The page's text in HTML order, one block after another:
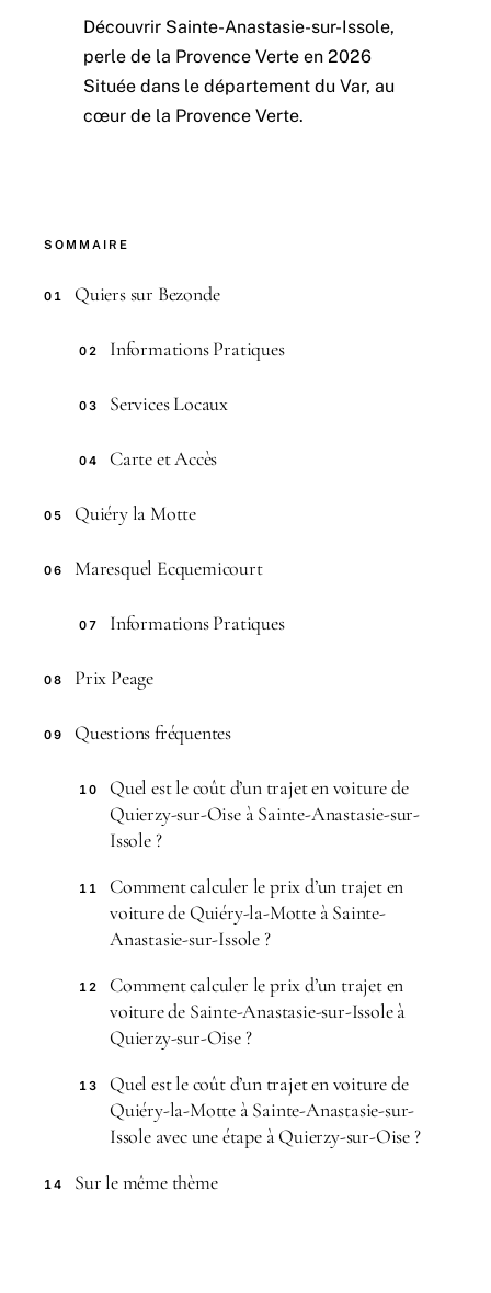
Découvrir Sainte-Anastasie-sur-Issole,
perle de la Provence Verte en 2026
Située dans le département du Var, au
cœur de la Provence Verte.
SOMMAIRE
01 Quiers sur Bezonde
02 Informations Pratiques
03 Services Locaux
04 Carte et Accès
05 Quiéry la Motte
06 Maresquel Ecquemicourt
07 Informations Pratiques
08 Prix Peage
09 Questions fréquentes
10
Quel est le coût d’un trajet en voiture de
Quierzy-sur-Oise à Sainte-Anastasie-sur-
Issole ?
11
Comment calculer le prix d’un trajet en
voiture de Quiéry-la-Motte à Sainte-
Anastasie-sur-Issole ?
12
Comment calculer le prix d’un trajet en
voiture de Sainte-Anastasie-sur-Issole à
Quierzy-sur-Oise ?
13
Quel est le coût d’un trajet en voiture de
Quiéry-la-Motte à Sainte-Anastasie-sur-
Issole avec une étape à Quierzy-sur-Oise ?
14 Sur le même thème